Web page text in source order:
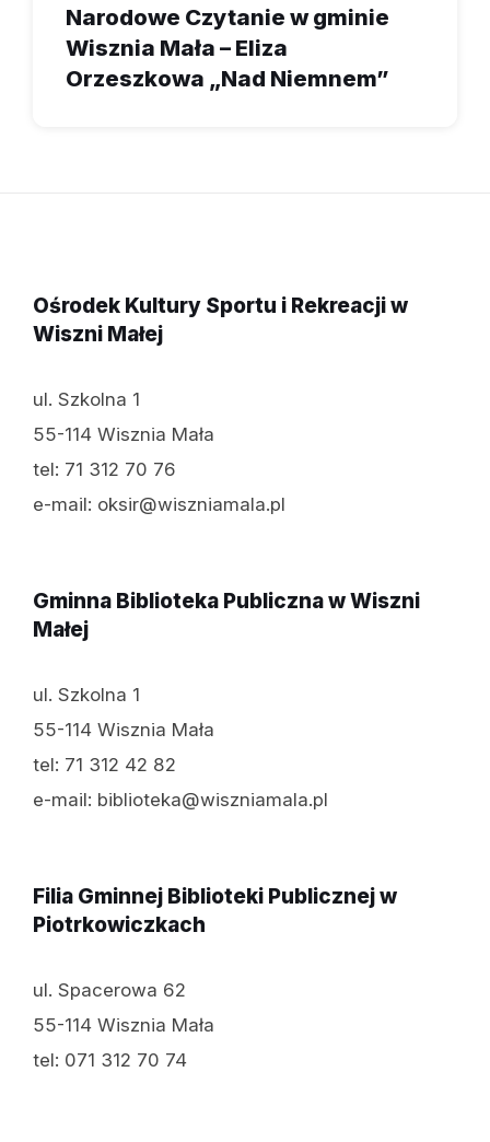
Narodowe Czytanie w gminie
Wisznia Mała – Eliza
Orzeszkowa „Nad Niemnem”
Ośrodek Kultury Sportu i Rekreacji w
Wiszni Małej
ul. Szkolna 1
55-114 Wisznia Mała
tel: 71 312 70 76
e-mail: oksir@wiszniamala.pl
Gminna Biblioteka Publiczna w Wiszni
Małej
ul. Szkolna 1
55-114 Wisznia Mała
tel: 71 312 42 82
e-mail: biblioteka@wiszniamala.pl
Filia Gminnej Biblioteki Publicznej w
Piotrkowiczkach
ul. Spacerowa 62
55-114 Wisznia Mała
tel: 071 312 70 74